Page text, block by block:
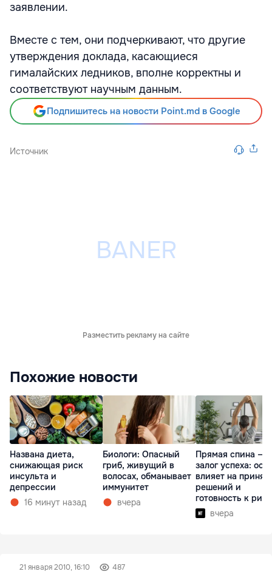
заявлении.
Вместе с тем, они подчеркивают, что другие
утверждения доклада, касающиеся
гималайских ледников, вполне корректны и
соответствуют научным данным.
Подпишитесь на новости Point.md в Google
Источник
Разместить рекламу на сайте
Похожие новости
Названа диета,
снижающая риск
инсульта и
депрессии
16 минут назад
Биологи: Опасный
гриб, живущий в
волосах, обманывает
иммунитет
вчера
Прямая спина —
залог успеха:
влияет на
решений и
готовность к
вчера
21 января 2010, 16:10 487